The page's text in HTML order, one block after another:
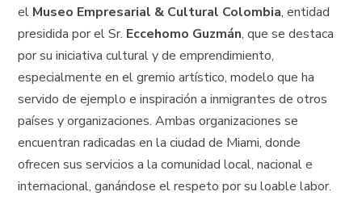
el Museo Empresarial & Cultural Colombia, entidad
presidida por el Sr. Eccehomo Guzmán, que se destaca
por su iniciativa cultural y de emprendimiento,
especialmente en el gremio artístico, modelo que ha
servido de ejemplo e inspiración a inmigrantes de otros
países y organizaciones. Ambas organizaciones se
encuentran radicadas en la ciudad de Miami, donde
ofrecen sus servicios a la comunidad local, nacional e
internacional, ganándose el respeto por su loable labor.